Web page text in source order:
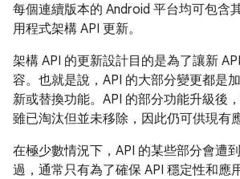
每個連續版本的 Android 平台均可包含
用程式架構 API 更新。
架構 API 的更新設計目的是為了讓新
容。也就是說，API 的大部分變更都是
新或替換功能。API 的部分功能升級後
雖已淘汰但並未移除，因此仍可供現有
在極少數情況下，API 的某些部分會遭
過，通常只有為了確保 API 穩定性和應